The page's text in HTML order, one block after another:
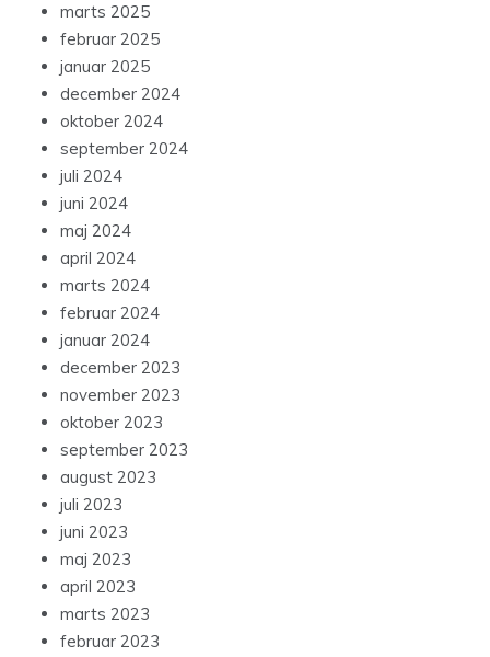
marts 2025
februar 2025
januar 2025
december 2024
oktober 2024
september 2024
juli 2024
juni 2024
maj 2024
april 2024
marts 2024
februar 2024
januar 2024
december 2023
november 2023
oktober 2023
september 2023
august 2023
juli 2023
juni 2023
maj 2023
april 2023
marts 2023
februar 2023